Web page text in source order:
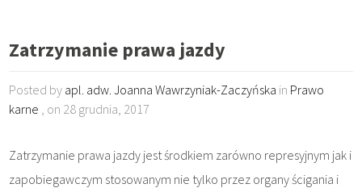
Zatrzymanie prawa jazdy
Posted by apl. adw. Joanna Wawrzyniak-Zaczyńska in Prawo
karne , on 28 grudnia, 2017
Zatrzymanie prawa jazdy jest środkiem zarówno represyjnym jak i
zapobiegawczym stosowanym nie tylko przez organy ścigania i